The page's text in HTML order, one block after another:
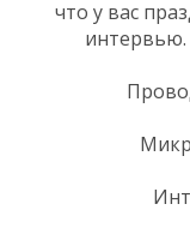
что у вас
интервью.